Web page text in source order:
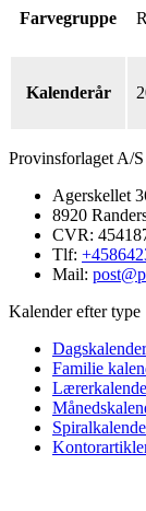
Farvegruppe
Kalenderår
Provinsforlaget A/S
Agerskellet
8920
CVR:
Tlf:
Mail:
Kalender efter type
Dagskalender
Familie